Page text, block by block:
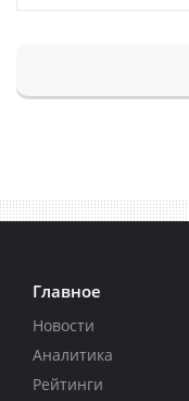
Главное
Новости
Аналитика
Рейтинги